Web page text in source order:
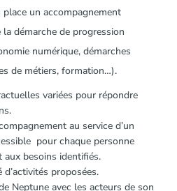
un accompagnement
démarche de progression
numérique, démarches
de métiers, formation…).
variées pour répondre
au service d’un
pour chaque personne
aux besoins identifiés.
proposées.
Neptune avec les acteurs de son